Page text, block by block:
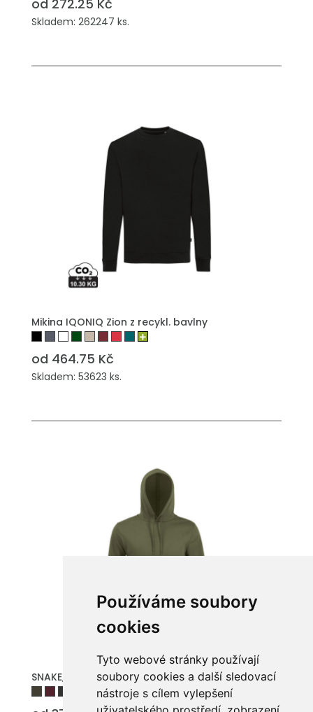
Používáme soubory
cookies
Tyto webové stránky používají
soubory cookies a další sledovací
nástroje s cílem vylepšení
od 272.25 Kč
Skladem: 262247 ks.
Mikina IQONIQ Zion z recykl. bavlny
od 464.75 Kč
Skladem: 53623 ks.
SNAKE, SNAKE Mikina s kapucí